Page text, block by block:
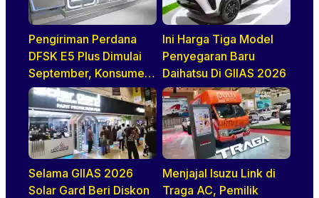
Pengiriman Perdana
DFSK E5 Plus Dimulai
September, Konsumen
Diajak Tur Pabrik
Ini Harga Tiga Model
Penyegaran Baru
Daihatsu Di GIIAS 2026
Selama GIIAS 2026
Solar Gard Beri Diskon
Menjajal Isuzu Link di
Traga AC, Pemilik